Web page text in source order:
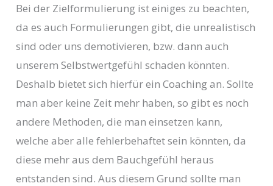
Bei der Zielformulierung ist einiges zu beachten,
da es auch Formulierungen gibt, die unrealistisch
sind oder uns demotivieren, bzw. dann auch
unserem Selbstwertgefühl schaden könnten.
Deshalb bietet sich hierfür ein Coaching an. Sollte
man aber keine Zeit mehr haben, so gibt es noch
andere Methoden, die man einsetzen kann,
welche aber alle fehlerbehaftet sein könnten, da
diese mehr aus dem Bauchgefühl heraus
entstanden sind. Aus diesem Grund sollte man